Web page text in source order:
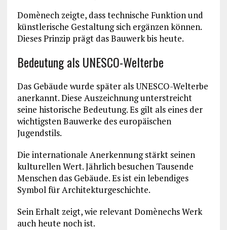
Domènech zeigte, dass technische Funktion und
künstlerische Gestaltung sich ergänzen können.
Dieses Prinzip prägt das Bauwerk bis heute.
Bedeutung als UNESCO-Welterbe
Das Gebäude wurde später als UNESCO-Welterbe
anerkannt. Diese Auszeichnung unterstreicht
seine historische Bedeutung. Es gilt als eines der
wichtigsten Bauwerke des europäischen
Jugendstils.
Die internationale Anerkennung stärkt seinen
kulturellen Wert. Jährlich besuchen Tausende
Menschen das Gebäude. Es ist ein lebendiges
Symbol für Architekturgeschichte.
Sein Erhalt zeigt, wie relevant Domènechs Werk
auch heute noch ist.